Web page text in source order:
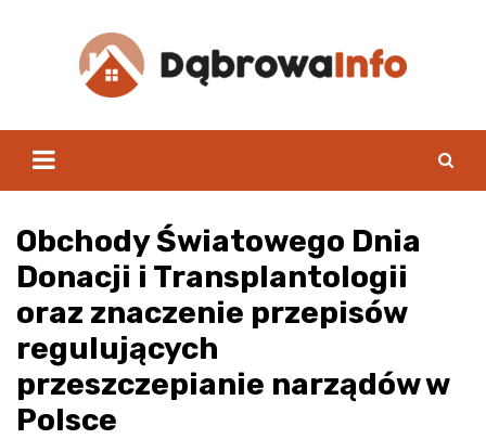
Obchody Światowego Dnia
Donacji i Transplantologii
oraz znaczenie przepisów
regulujących
przeszczepianie narządów w
Polsce